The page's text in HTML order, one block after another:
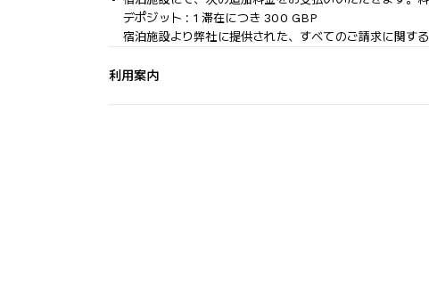
デポジット : 1 滞在につき 300 GBP
宿泊施設より弊社に提供された、すべてのご請求に関す
利用案内